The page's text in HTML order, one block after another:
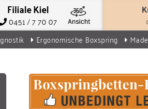
Filiale Kiel
0451 / 7 70 07
Ergonomische Boxspring